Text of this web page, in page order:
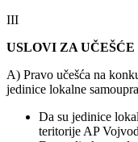
III
USLOVI ZA
A) Pravo učešća na
jedinice lokalne
Da su jedinice
teritorije AP